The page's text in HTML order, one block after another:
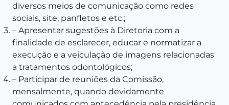
diversos meios de comunicação como redes
sociais, site, panfletos e etc.;
– Apresentar sugestões à Diretoria com a
finalidade de esclarecer, educar e normatizar a
execução e a veiculação de imagens relacionadas
a tratamentos odontológicos;
– Participar de reuniões da Comissão,
mensalmente, quando devidamente